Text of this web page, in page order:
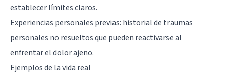
establecer límites claros.
Experiencias personales previas: historial de traumas
personales no resueltos que pueden reactivarse al
enfrentar el dolor ajeno.
Ejemplos de la vida real